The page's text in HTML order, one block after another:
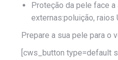
Proteção da pele face
externas:poluição, raios
Prepare a sua pele para o
[cws_button type=default